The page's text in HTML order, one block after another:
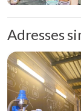
Adresses